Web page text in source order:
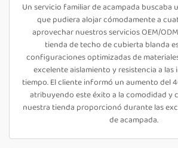
Un servicio familiar de acampada buscaba
que pudiera alojar cómodamente a
aprovechar nuestros servicios OEM/
tienda de techo de cubierta blanda
configuraciones optimizadas de
excelente aislamiento y resistencia a las
tiempo. El cliente informó un aumento del
atribuyendo este éxito a la comodidad y
nuestra tienda proporcionó durante las
de acampada.